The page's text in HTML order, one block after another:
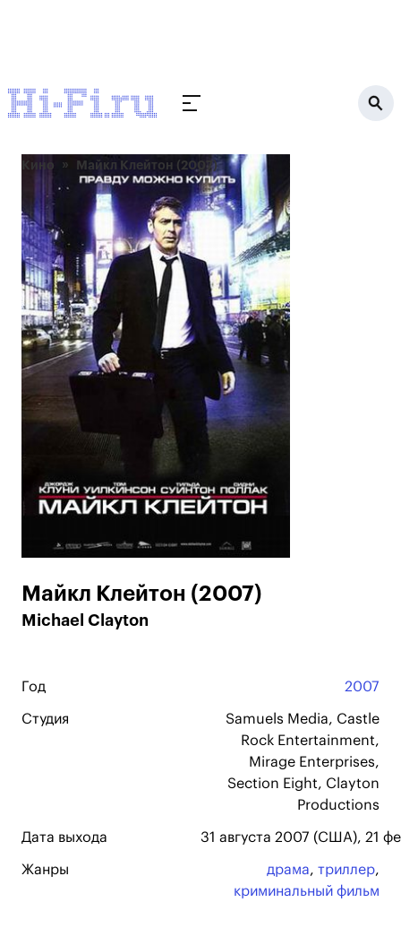
Кино Майкл Клейтон (2007)
Майкл Клейтон (2007)
Michael Clayton
Год 2007
Студия
Samuels Media, Castle
Rock Entertainment,
Mirage Enterprises,
Section Eight, Clayton
Productions
Дата выхода 31 августа 2007 (США), 21
Жанры драма, триллер,
криминальный фильм